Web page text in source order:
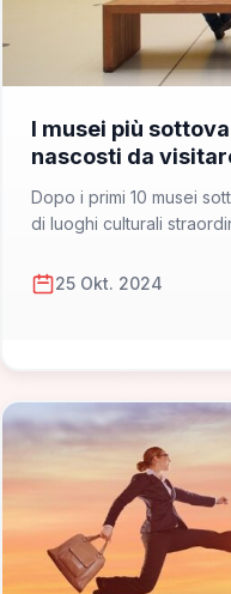
I musei più
nascosti da
Dopo i primi 10 musei
di luoghi culturali
25 Okt. 2024